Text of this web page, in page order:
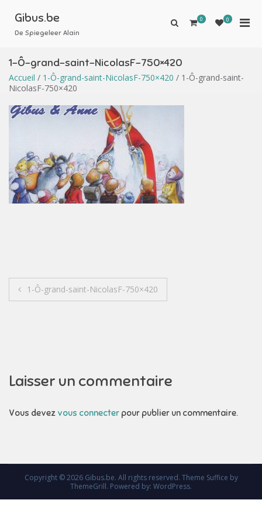
contenu
Gibus.be
De Spiegeleer Alain
Afficher
recherche
0 0
1-Ô-grand-saint-NicolasF-750×420
Accueil / 1-Ô-grand-saint-NicolasF-750×420 / 1-Ô-grand-saint-
NicolasF-750×420
Navigation
1-Ô-grand-saint-NicolasF-750×420
Laisser un commentaire
Vous devez vous connecter pour publier un commentaire.
Copyright © 2026 Gibus.be. All rights reserved. Theme Suffice by
ThemeGrill. Powered by: WordPress.